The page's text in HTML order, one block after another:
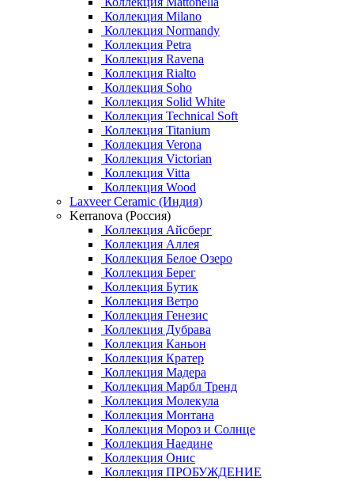
Коллекция Milano
Коллекция Normandy
Коллекция Petra
Коллекция Ravena
Коллекция Rialto
Коллекция Soho
Коллекция Solid White
Коллекция Technical Soft
Коллекция Titanium
Коллекция Verona
Коллекция Victorian
Коллекция Vitta
Коллекция Wood
Laxveer Ceramic (Индия)
Kerranova (Россия)
Коллекция Айсберг
Коллекция Аллея
Коллекция Белое Озеро
Коллекция Берег
Коллекция Бутик
Коллекция Ветро
Коллекция Генезис
Коллекция Дубрава
Коллекция Каньон
Коллекция Кратер
Коллекция Мадера
Коллекция Марбл Тренд
Коллекция Молекула
Коллекция Монтана
Коллекция Мороз и Солнце
Коллекция Наедине
Коллекция Онис
Коллекция ПРОБУЖДЕНИЕ